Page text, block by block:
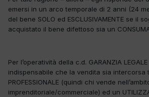
emersi in un arco temporale di 2 anni (24
del bene SOLO ed ESCLUSIVAMENTE se il
acquistato il bene difettoso sia un
Per l’operatività della c.d. GARANZIA
indispensabile che la vendita sia intercorsa
PROFESSIONALE (quindi chi vende
imprenditoriale/commerciale) ed un